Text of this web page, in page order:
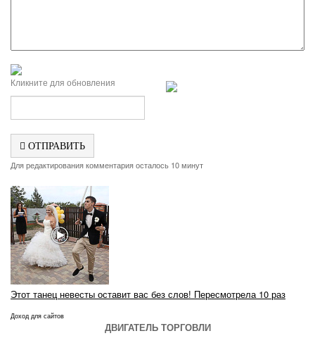
Кликните для обновления
ОТПРАВИТЬ
Для редактирования комментария осталось 10 минут
Этот танец невесты оставит вас без слов! Пересмотрела 10 раз
Доход для сайтов
ДВИГАТЕЛЬ ТОРГОВЛИ